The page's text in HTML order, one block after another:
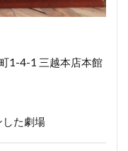
1-4-1 三越本店本館
た劇場